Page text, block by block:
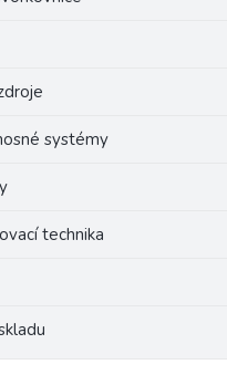
systémy
technika